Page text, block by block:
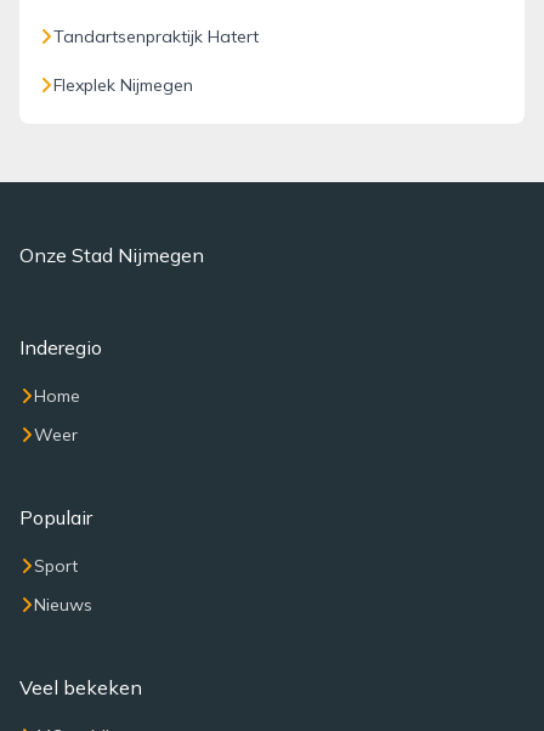
Tandartsenpraktijk Hatert
Flexplek Nijmegen
Onze Stad Nijmegen
Inderegio
Home
Weer
Populair
Sport
Nieuws
Veel bekeken